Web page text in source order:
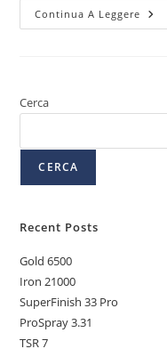
Continua A Leggere
Cerca
CERCA
Recent Posts
Gold 6500
Iron 21000
SuperFinish 33 Pro
ProSpray 3.31
TSR 7